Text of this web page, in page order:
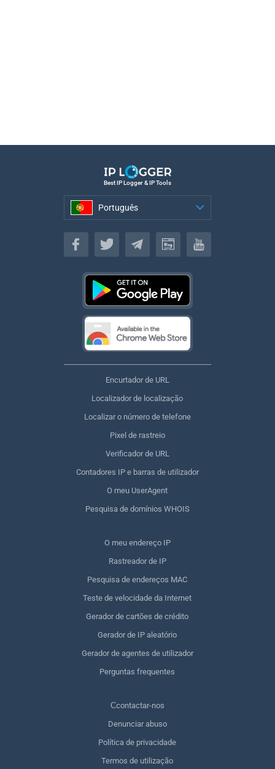
Best IP Logger & IP Tools
Português
Português
Encurtador de URL
Localizador de localização
Localizar o número de telefone
Pixel de rastreio
Verificador de URL
Contadores IP e barras de utilizador
O meu UserAgent
Pesquisa de domínios WHOIS
O meu endereço IP
Rastreador de IP
Pesquisa de endereços MAC
Teste de velocidade da Internet
Gerador de cartões de crédito
Gerador de IP aleatório
Gerador de agentes de utilizador
Perguntas frequentes
Сcontactar-nos
Denunciar abuso
Política de privacidade
Termos de utilização